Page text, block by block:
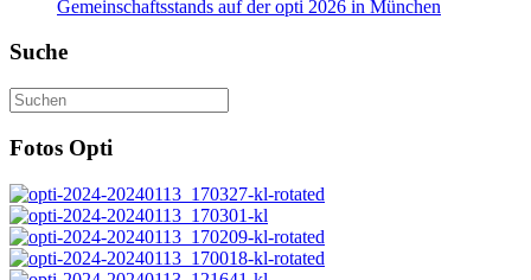
Gemeinschaftsstands auf der opti 2026 in München
Suche
Fotos Opti